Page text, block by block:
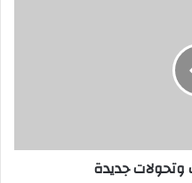
وتحولات جديدة